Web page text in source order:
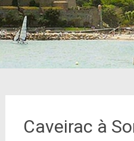
Caveirac à